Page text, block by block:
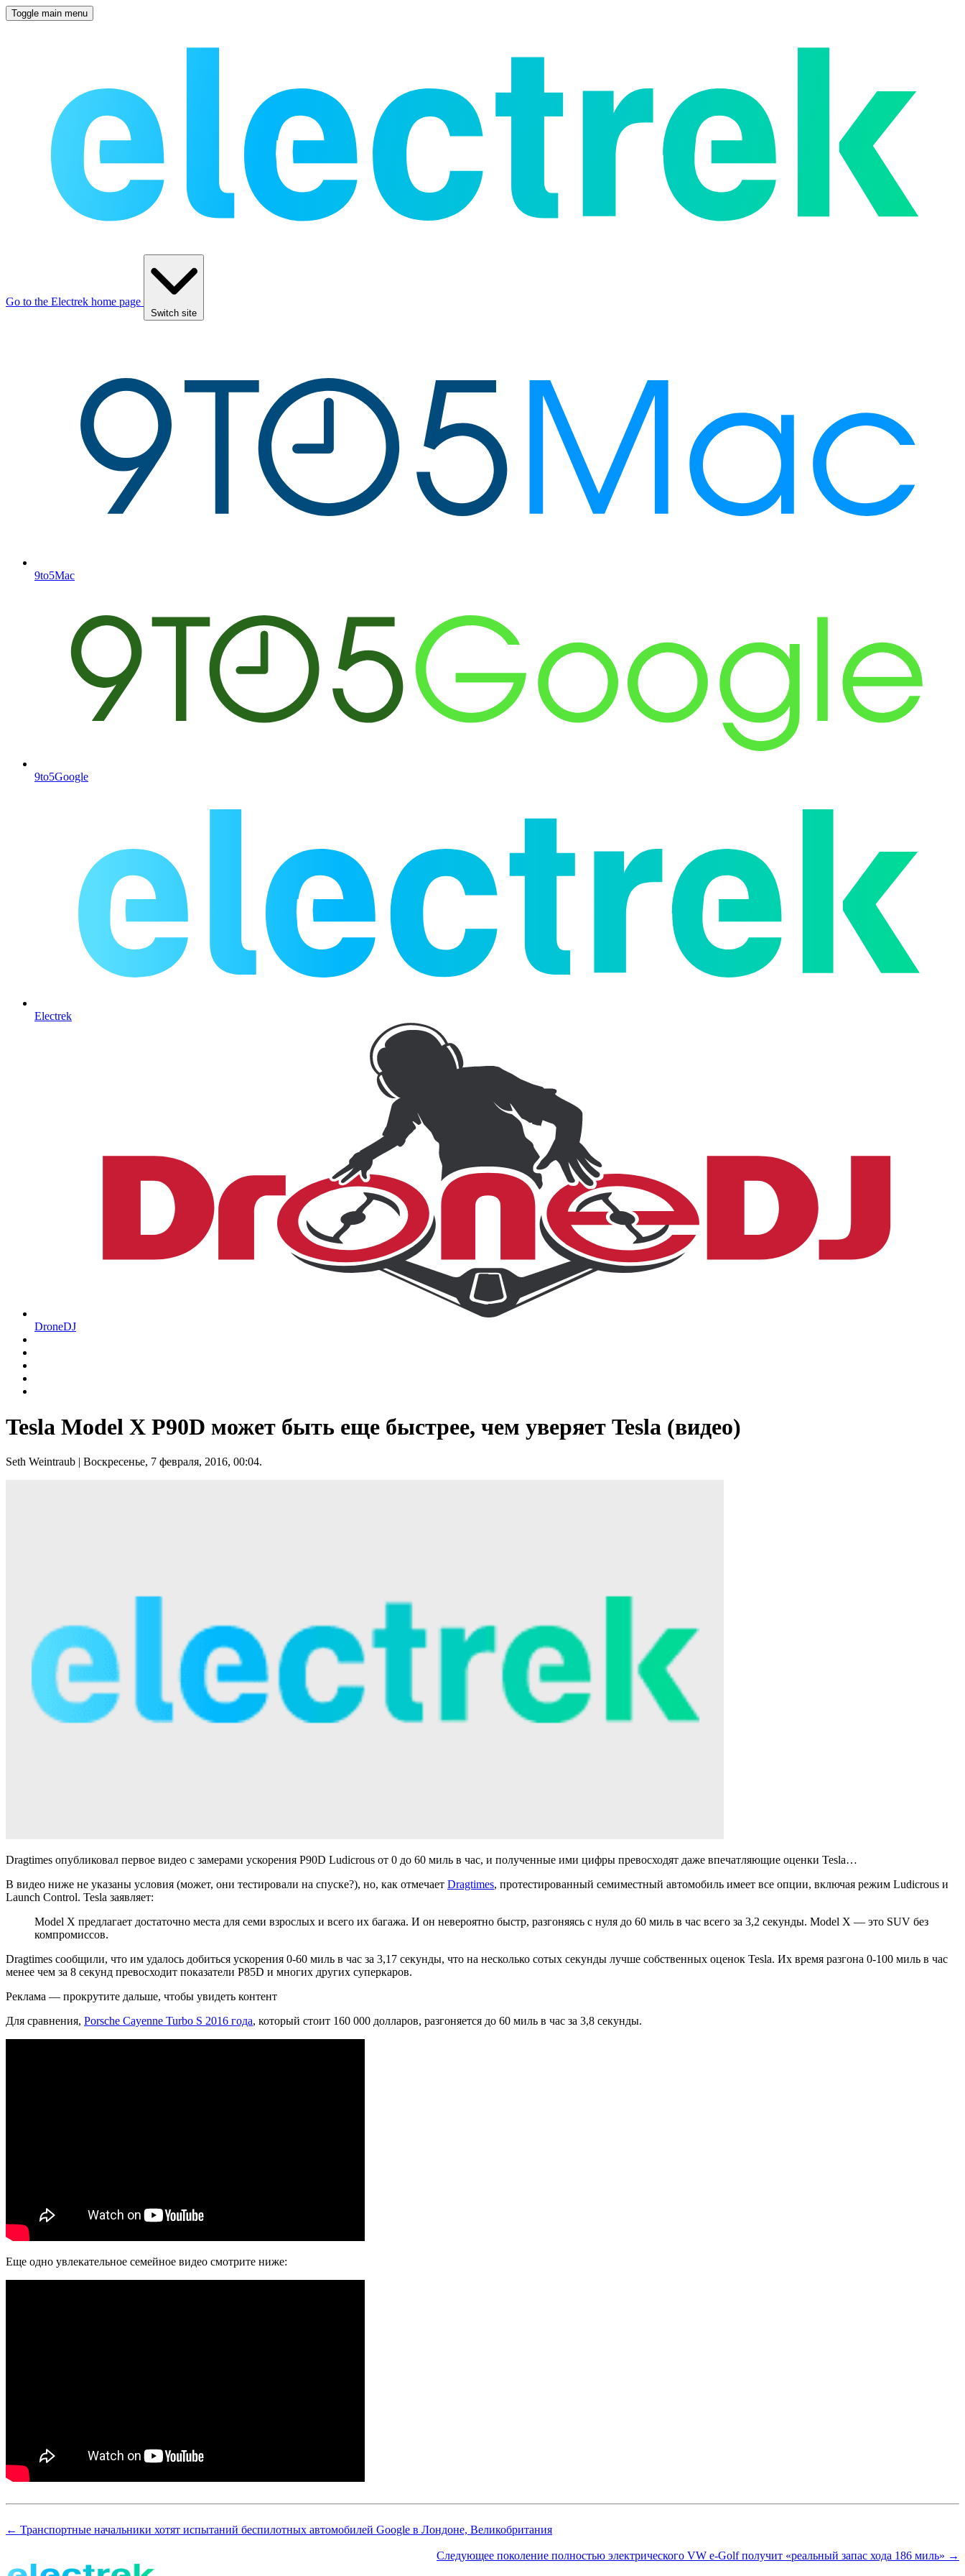
Toggle main menu
Go to the Electrek home page
Switch site
9to5Mac
9to5Google
Electrek
DroneDJ
Tesla Model X P90D может быть еще быстрее, чем уверяет Tesla (видео)
Seth Weintraub | Воскресенье, 7 февраля, 2016, 00:04.
Dragtimes опубликовал первое видео с замерами ускорения P90D Ludicrous от 0 до 60 миль в час, и полученные ими цифры превосходят даже впечатляющие оценки Tesla…
В видео ниже не указаны условия (может, они тестировали на спуске?), но, как отмечает Dragtimes, протестированный семиместный автомобиль имеет все опции, включая режим Ludicrous и
Launch Control. Tesla заявляет:
Model X предлагает достаточно места для семи взрослых и всего их багажа. И он невероятно быстр, разгоняясь с нуля до 60 миль в час всего за 3,2 секунды. Model X — это SUV без
компромиссов.
Dragtimes сообщили, что им удалось добиться ускорения 0-60 миль в час за 3,17 секунды, что на несколько сотых секунды лучше собственных оценок Tesla. Их время разгона 0-100 миль в час
менее чем за 8 секунд превосходит показатели P85D и многих других суперкаров.
Реклама — прокрутите дальше, чтобы увидеть контент
Для сравнения, Porsche Cayenne Turbo S 2016 года, который стоит 160 000 долларов, разгоняется до 60 миль в час за 3,8 секунды.
Еще одно увлекательное семейное видео смотрите ниже:
← Транспортные начальники хотят испытаний беспилотных автомобилей Google в Лондоне, Великобритания
Следующее поколение полностью электрического VW e-Golf получит «реальный запас хода 186 миль» →